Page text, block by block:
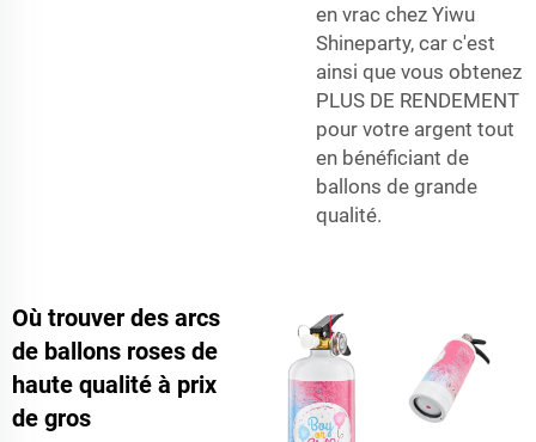
en vrac chez Yiwu
Shineparty, car c'est
ainsi que vous obtenez
PLUS DE RENDEMENT
pour votre argent tout
en bénéficiant de
ballons de grande
qualité.
Où trouver des arcs
de ballons roses de
haute qualité à prix
de gros